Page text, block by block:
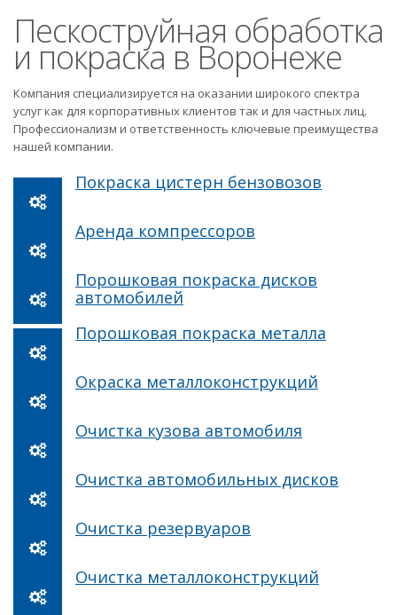
Пескоструйная обработка
и покраска в Воронеже
Компания специализируется на оказании широкого спектра
услуг как для корпоративных клиентов так и для частных лиц.
Профессионализм и ответственность ключевые преимущества
нашей компании.
Покраска цистерн бензовозов
Аренда компрессоров
Порошковая покраска дисков
автомобилей
Порошковая покраска металла
Окраска металлоконструкций
Очистка кузова автомобиля
Очистка автомобильных дисков
Очистка резервуаров
Очистка металлоконструкций